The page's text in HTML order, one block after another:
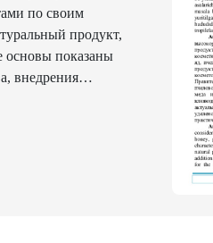
по своим
продукт,
основы показаны
внедрения
у пчел.
помощи